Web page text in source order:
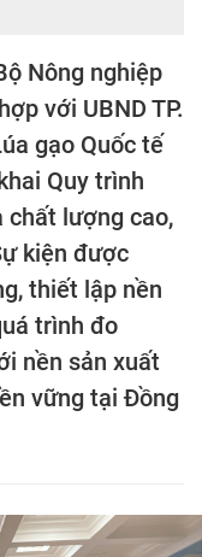
Nông nghiệp
với UBND TP.
gạo Quốc tế
Quy trình
chất lượng cao,
kiện được
thiết lập nền
trình đo
nền sản xuất
vững tại Đồng